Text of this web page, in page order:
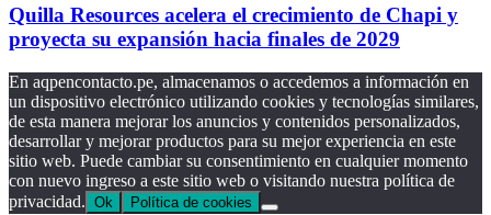
Quilla Resources acelera el crecimiento de Chapi y
proyecta su expansión hacia finales de 2029
En aqpencontacto.pe, almacenamos o accedemos a información en
un dispositivo electrónico utilizando cookies y tecnologías similares,
de esta manera mejorar los anuncios y contenidos personalizados,
desarrollar y mejorar productos para su mejor experiencia en este
sitio web. Puede cambiar su consentimiento en cualquier momento
con nuevo ingreso a este sitio web o visitando nuestra política de
privacidad. Ok Política de cookies